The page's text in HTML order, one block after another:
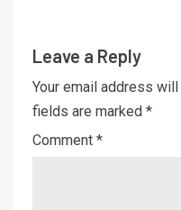
Leave a Reply
Your email address
fields are marked *
Comment *